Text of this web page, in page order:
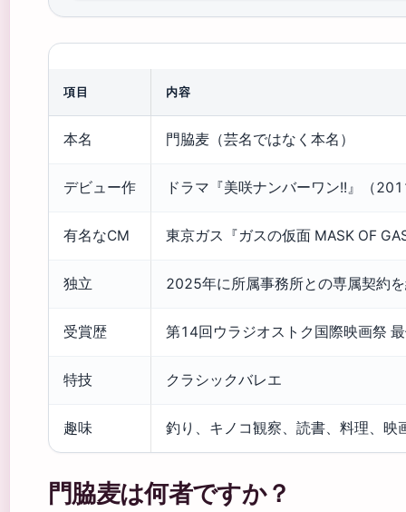
項目 内容
本名 門脇麦（芸名ではなく本名）
デビュー作 ドラマ『美咲ナンバーワン!!』（
有名なCM 東京ガス『ガスの仮面 MASK OF
独立 2025年に所属事務所との専属契約
受賞歴 第14回ウラジオストク国際映画祭
特技 クラシックバレエ
趣味 釣り、キノコ観察、読書、料理、映
門脇麦は何者ですか？